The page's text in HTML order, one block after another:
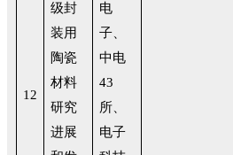
12
级封
装用
陶瓷
材料
研究
进展
电
子、
中电
43
所、
电子